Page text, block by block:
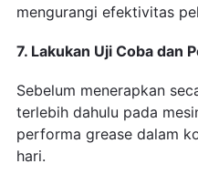
mengurangi efektivitas
7. Lakukan Uji Coba dan
Sebelum menerapkan
terlebih dahulu pada
performa grease dalam
hari.